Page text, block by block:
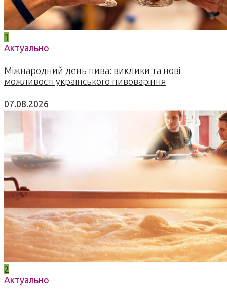
1
Актуально
Міжнародний день пива: виклики та нові
можливості українського пивоваріння
07.08.2026
2
Актуально